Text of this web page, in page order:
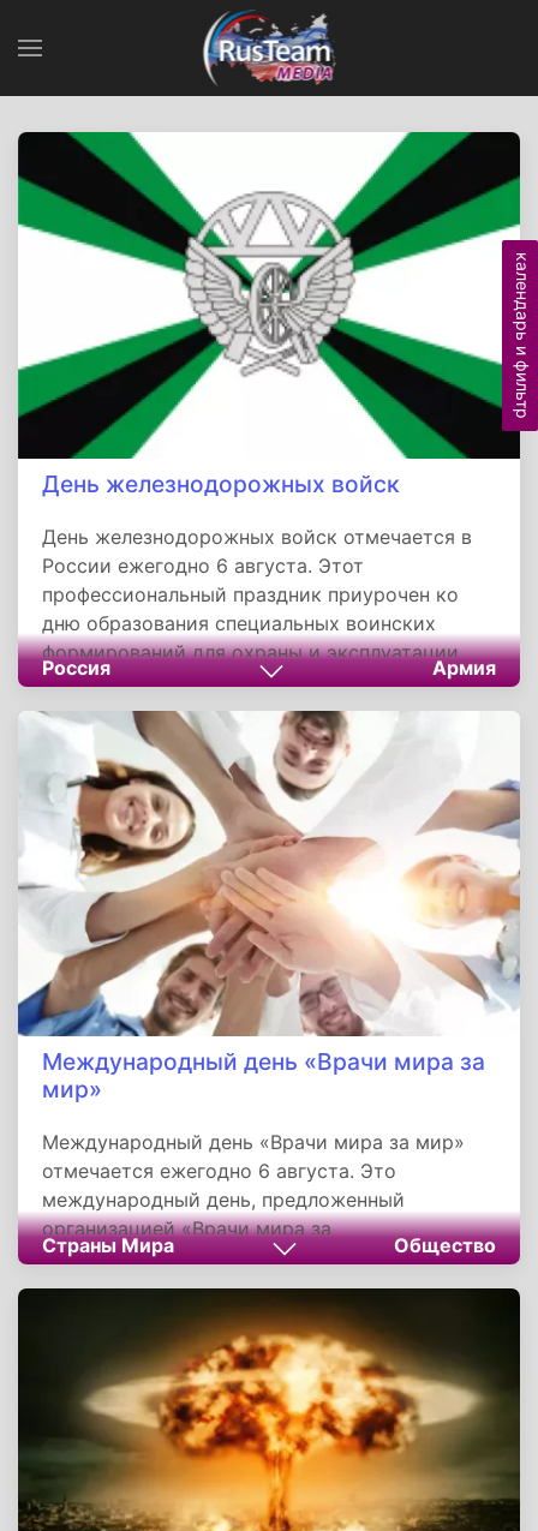
День железнодорожных войск
День железнодорожных войск отмечается в
России ежегодно 6 августа. Этот
профессиональный праздник приурочен ко
дню образования специальных воинских
формирований для охраны и эксплуатации
Санкт-Петербурго-Московской железной
дороги.
Россия Армия
Международный день «Врачи мира за
мир»
Международный день «Врачи мира за мир»
отмечается ежегодно 6 августа. Это
международный день, предложенный
организацией «Врачи мира за
предотвращение ядерной угрозы». Он
отмечается в годовщину страшной трагедии -
дня бомбардировки японского города
Хиросима. Этот день в некотором смысле
символичен и служит напоминанием об этой
человеческой трагедии, о роли врачей в
борьбе за мир и в предотвращении войны в
целом.
Страны Мира Общество
календарь и фильтр